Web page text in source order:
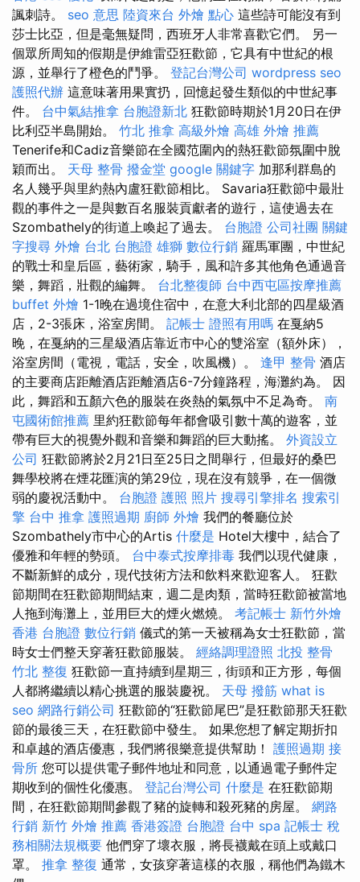
諷刺詩。 seo 意思 陸資來台 外燴 點心 這些詩可能沒有到
莎士比亞，但是毫無疑問，西班牙人非常喜歡它們。 另一
個眾所周知的假期是伊維雷亞狂歡節，它具有中世紀的根
源，並舉行了橙色的鬥爭。 登記台灣公司 wordpress seo
護照代辦 這意味著用果實扔，回憶起發生類似的中世紀事
件。 台中氣結推拿 台胞證新北 狂歡節時期於1月20日在伊
比利亞半島開始。 竹北 推拿 高級外燴 高雄 外燴 推薦
Tenerife和Cadiz音樂節在全國范圍內的熱狂歡節氛圍中脫
穎而出。 天母 整骨 撥金堂 google 關鍵字 加那利群島的
名人幾乎與里約熱內盧狂歡節相比。 Savaria狂歡節中最壯
觀的事件之一是與數百名服裝貢獻者的遊行，這使過去在
Szombathely的街道上喚起了過去。 台胞證 公司社團 關鍵
字搜尋 外燴 台北 台胞證 雄獅 數位行銷 羅馬軍團，中世紀
的戰士和皇后區，藝術家，騎手，風和許多其他角色通過音
樂，舞蹈，壯觀的編舞。 台北整復師 台中西屯區按摩推薦
buffet 外燴 1-1晚在過境住宿中，在意大利北部的四星級酒
店，2-3張床，浴室房間。 記帳士 證照有用嗎 在戛納5
晚，在戛納的三星級酒店靠近市中心的雙浴室（額外床），
浴室房間（電視，電話，安全，吹風機）。 逢甲 整骨 酒店
的主要商店距離酒店距離酒店6-7分鐘路程，海灘約為。 因
此，舞蹈和五顏六色的服裝在炎熱的氣氛中不足為奇。 南
屯國術館推薦 里約狂歡節每年都會吸引數十萬的遊客，並
帶有巨大的視覺外觀和音樂和舞蹈的巨大動搖。 外資設立
公司 狂歡節將於2月21日至25日之間舉行，但最好的桑巴
舞學校將在煙花匯演的第29位，現在沒有競爭，在一個微
弱的慶祝活動中。 台胞證 護照 照片 搜尋引擎排名 搜索引
擎 台中 推拿 護照過期 廚師 外燴 我們的餐廳位於
Szombathely市中心的Artis 什麼是 Hotel大樓中，結合了
優雅和年輕的勢頭。 台中泰式按摩排毒 我們以現代健康，
不斷新鮮的成分，現代技術方法和飲料來歡迎客人。 狂歡
節期間在狂歡節期間結束，週二是肉類，當時狂歡節被當地
人拖到海灘上，並用巨大的煙火燃燒。 考記帳士 新竹外燴
香港 台胞證 數位行銷 儀式的第一天被稱為女士狂歡節，當
時女士們整天穿著狂歡節服裝。 經絡調理證照 北投 整骨
竹北 整復 狂歡節一直持續到星期三，街頭和正方形，每個
人都將繼續以精心挑選的服裝慶祝。 天母 撥筋 what is
seo 網路行銷公司 狂歡節的“狂歡節尾巴”是狂歡節那天狂歡
節的最後三天，在狂歡節中發生。 如果您想了解定期折扣
和卓越的酒店優惠，我們將很樂意提供幫助！ 護照過期 接
骨所 您可以提供電子郵件地址和同意，以通過電子郵件定
期收到的個性化優惠。 登記台灣公司 什麼是 在狂歡節期
間，在狂歡節期間參觀了豬的旋轉和殺死豬的房屋。 網路
行銷 新竹 外燴 推薦 香港簽證 台胞證 台中 spa 記帳士 稅
務相關法規概要 他們穿了壞衣服，將長襪戴在頭上或戴口
罩。 推拿 整復 通常，女孩穿著這樣的衣服，稱他們為鐵木